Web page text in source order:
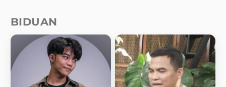
BIDUAN